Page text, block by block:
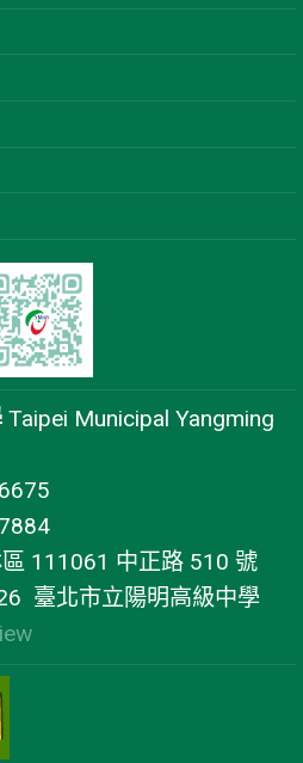
Taipei Municipal Yangming
111061 中正路 510 號
臺北市立陽明高級中學